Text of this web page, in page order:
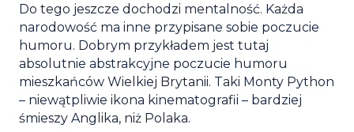
Do tego jeszcze dochodzi mentalność. Każda
narodowość ma inne przypisane sobie poczucie
humoru. Dobrym przykładem jest tutaj
absolutnie abstrakcyjne poczucie humoru
mieszkańców Wielkiej Brytanii. Taki Monty Python
– niewątpliwie ikona kinematografii – bardziej
śmieszy Anglika, niż Polaka.